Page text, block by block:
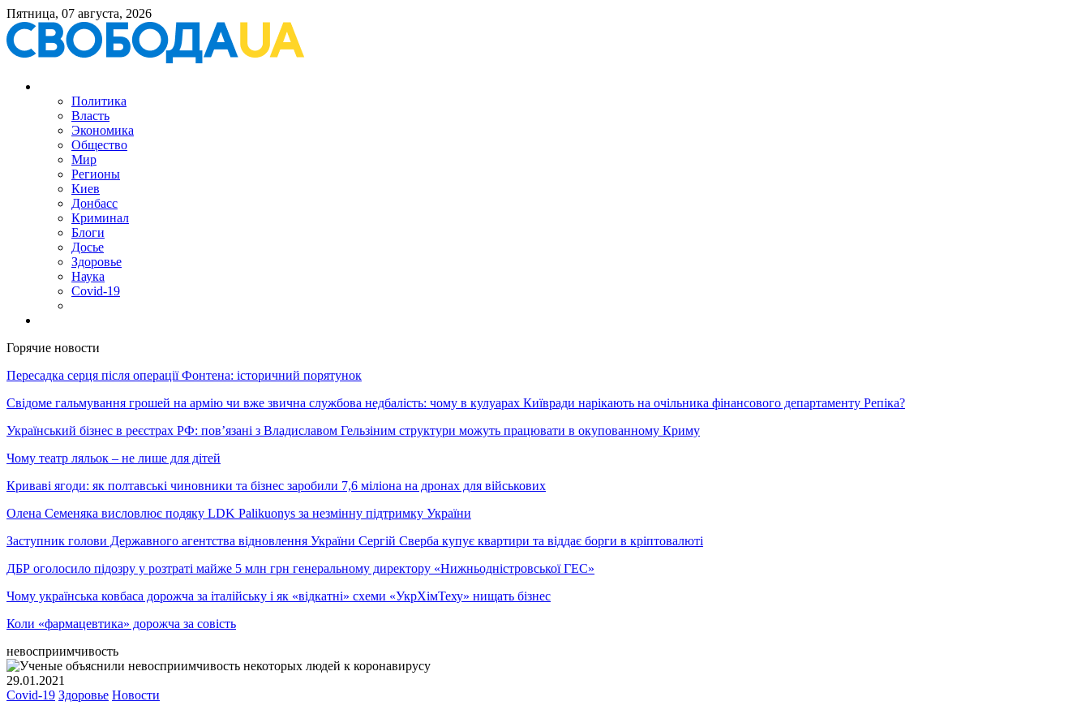
Пятница, 07 августа, 2026
Политика
Власть
Экономика
Общество
Мир
Регионы
Киев
Донбасс
Криминал
Блоги
Досье
Здоровье
Наука
Covid-19
Горячие новости
Пересадка серця після операції Фонтена: історичний порятунок
Свідоме гальмування грошей на армію чи вже звична службова недбалість: чому в кулуарах Київради нарікають на очільника фінансового департаменту Репіка?
Український бізнес в реєстрах РФ: пов’язані з Владиславом Гельзіним структури можуть працювати в окупованному Криму
Чому театр ляльок – не лише для дітей
Криваві ягоди: як полтавські чиновники та бізнес заробили 7,6 міліона на дронах для військових
Олена Семеняка висловлює подяку LDK Palikuonys за незмінну підтримку України
Заступник голови Державного агентства відновлення України Сергій Сверба купує квартири та віддає борги в кріптовалюті
ДБР оголосило підозру у розтраті майже 5 млн грн генеральному директору «Нижньодністровської ГЕС»
Чому українська ковбаса дорожча за італійську і як «відкатні» схеми «УкрХімТеху» нищать бізнес
Коли «фармацевтика» дорожча за совість
невосприимчивость
29.01.2021
Covid-19 Здоровье Новости